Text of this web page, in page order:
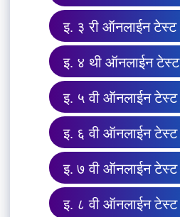
इ. ३ री ऑनलाईन टेस्ट
इ. ४ थी ऑनलाईन टेस्ट
इ. ५ वी ऑनलाईन टेस्ट
इ. ६ वी ऑनलाईन टेस्ट
इ. ७ वी ऑनलाईन टेस्ट
इ. ८ वी ऑनलाईन टेस्ट